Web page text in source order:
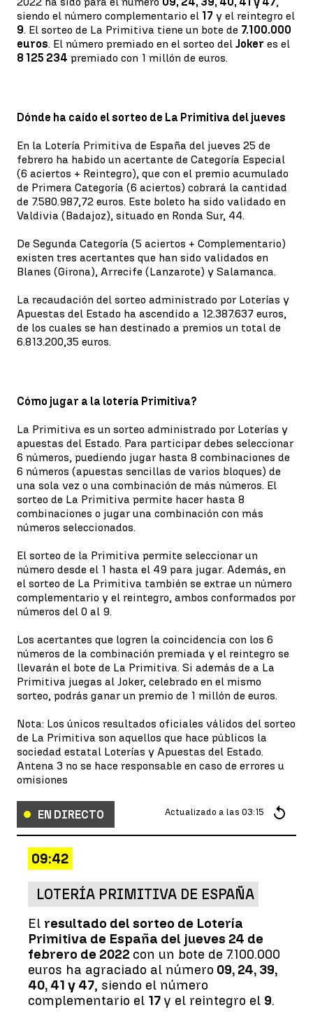
siendo el número complementario el 17 y el reintegro el
9. El sorteo de La Primitiva tiene un bote de 7.100.000
euros. El número premiado en el sorteo del Joker es el
8 125 234 premiado con 1 millón de euros.
Dónde ha caído el sorteo de La Primitiva del jueves
En la Lotería Primitiva de España del jueves 25 de
febrero ha habido un acertante de Categoría Especial
(6 aciertos + Reintegro), que con el premio acumulado
de Primera Categoría (6 aciertos) cobrará la cantidad
de 7.580.987,72 euros. Este boleto ha sido validado en
Valdivia (Badajoz), situado en Ronda Sur, 44.
De Segunda Categoría (5 aciertos + Complementario)
existen tres acertantes que han sido validados en
Blanes (Girona), Arrecife (Lanzarote) y Salamanca.
La recaudación del sorteo administrado por Loterías y
Apuestas del Estado ha ascendido a 12.387.637 euros,
de los cuales se han destinado a premios un total de
6.813.200,35 euros.
Cómo jugar a la lotería Primitiva?
La Primitiva es un sorteo administrado por Loterías y
apuestas del Estado. Para participar debes seleccionar
6 números, puediendo jugar hasta 8 combinaciones de
6 números (apuestas sencillas de varios bloques) de
una sola vez o una combinación de más números. El
sorteo de La Primitiva permite hacer hasta 8
combinaciones o jugar una combinación con más
números seleccionados.
El sorteo de la Primitiva permite seleccionar un
número desde el 1 hasta el 49 para jugar. Además, en
el sorteo de La Primitiva también se extrae un número
complementario y el reintegro, ambos conformados por
números del 0 al 9.
Los acertantes que logren la coincidencia con los 6
números de la combinación premiada y el reintegro se
llevarán el bote de La Primitiva. Si además de a La
Primitiva juegas al Joker, celebrado en el mismo
sorteo, podrás ganar un premio de 1 millón de euros.
Nota: Los únicos resultados oficiales válidos del sorteo
de La Primitiva son aquellos que hace públicos la
sociedad estatal Loterías y Apuestas del Estado.
Antena 3 no se hace responsable en caso de errores u
omisiones
EN DIRECTO Actualizado a las 03:15
09:42
LOTERÍA PRIMITIVA DE ESPAÑA
El resultado del sorteo de Lotería
Primitiva de España del jueves 24 de
febrero de 2022 con un bote de 7.100.000
euros ha agraciado al número 09, 24, 39,
40, 41 y 47, siendo el número
complementario el 17 y el reintegro el 9.